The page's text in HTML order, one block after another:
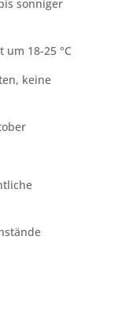
sonniger
18-25 °C
keine